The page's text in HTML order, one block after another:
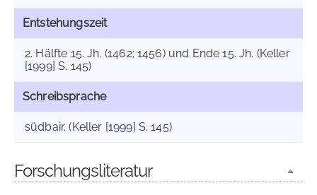
Entstehungszeit
2. Hälfte 15. Jh. (1462; 1456) und Ende 15. Jh. (Keller
[1999] S. 145)
Schreibsprache
südbair. (Keller [1999] S. 145)
Forschungsliteratur